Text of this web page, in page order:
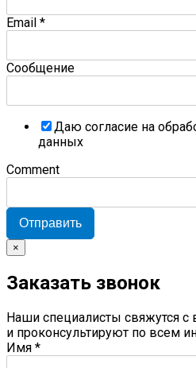
Email *
Сообщение
Даю согласие на
данных
Comment
Отправить
×
Заказать звонок
Наши специалисты свяжутся
и проконсультируют по всем
Имя *